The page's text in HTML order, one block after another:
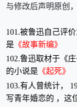
与修改后声明原创
101.被鲁迅自己评
是 《故事新编》
102.鲁迅取材于《
的小说是 《起死》
103.有人曾统计，
写青年婚恋的 ，这